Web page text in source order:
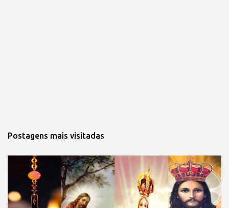
Postagens mais visitadas